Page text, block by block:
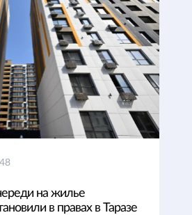
на жилье
в правах в Таразе